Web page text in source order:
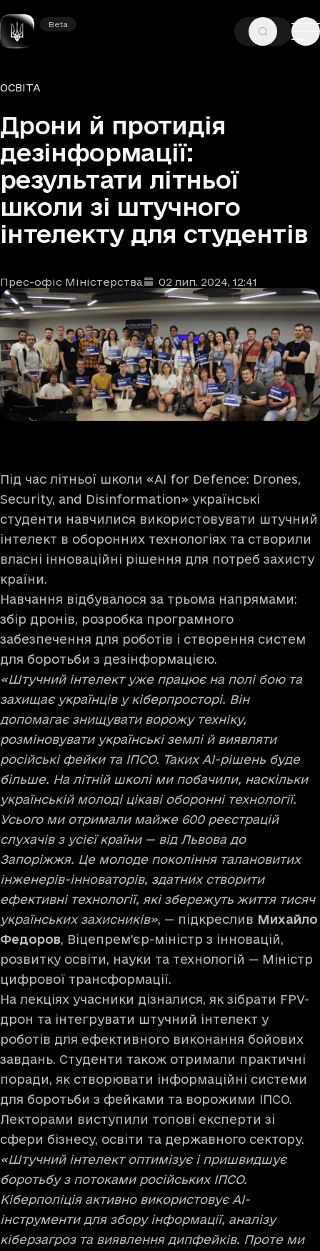
Beta
Beta
ГОЛОВНА
Рубрики
ОСВІТА
Дрони й протидія
дезінформації:
результати літньої
школи зі штучного
інтелекту для студентів
Автори
Прес-офіс Міністерства
Дата та час публікації: 02 лип. 2024, 12:41
Під час літньої школи «AI for Defence: Drones,
Security, and Disinformation» українські
студенти навчилися використовувати штучний
інтелект в оборонних технологіях та створили
власні інноваційні рішення для потреб захисту
країни.
Навчання відбувалося за трьома напрямами:
збір дронів, розробка програмного
забезпечення для роботів і створення систем
для боротьби з дезінформацією.
«Штучний інтелект уже працює на полі бою та
захищає українців у кіберпросторі. Він
допомагає знищувати ворожу техніку,
розміновувати українські землі й виявляти
російські фейки та ІПСО. Таких AI-рішень буде
більше. На літній школі ми побачили, наскільки
українській молоді цікаві оборонні технології.
Усього ми отримали майже 600 реєстрацій
слухачів з усієї країни — від Львова до
Запоріжжя. Це молоде покоління талановитих
інженерів-інноваторів, здатних створити
ефективні технології, які збережуть життя тисяч
українських захисників», — підкреслив Михайло
Федоров, Віцепрем’єр-міністр з інновацій,
розвитку освіти, науки та технологій — Міністр
цифрової трансформації.
На лекціях учасники дізналися, як зібрати FPV-
дрон та інтегрувати штучний інтелект у
роботів для ефективного виконання бойових
завдань. Студенти також отримали практичні
поради, як створювати інформаційні системи
для боротьби з фейками та ворожими ІПСО.
Лекторами виступили топові експерти зі
сфери бізнесу, освіти та державного сектору.
«Штучний інтелект оптимізує і пришвидшує
боротьбу з потоками російських ІПСО.
Кіберполіція активно використовує AI-
інструменти для збору інформації, аналізу
кіберзагроз та виявлення дипфейків. Проте ми